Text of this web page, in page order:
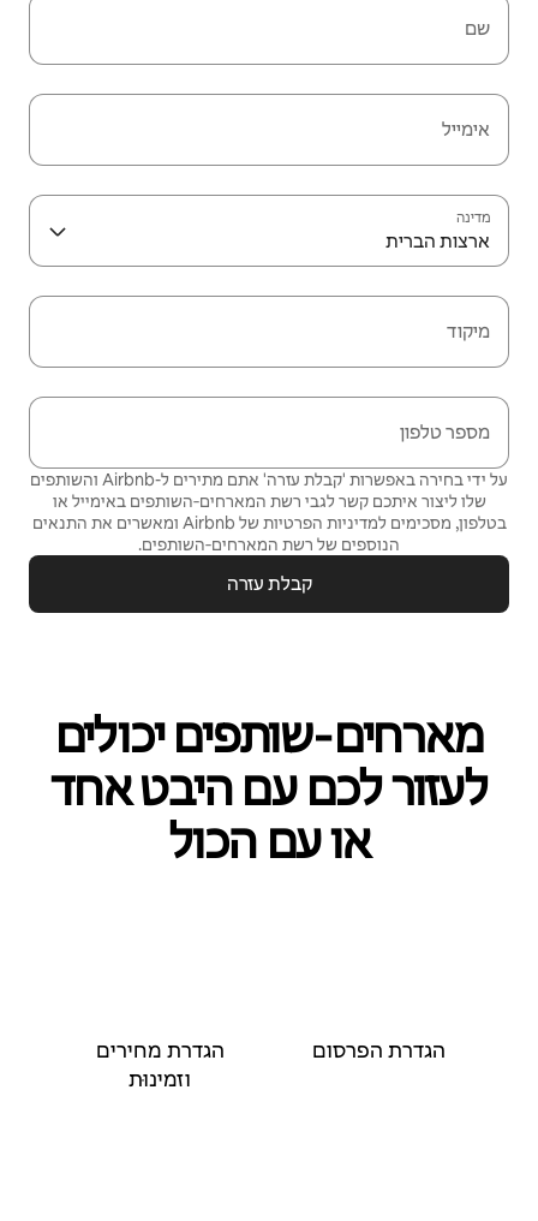
שם
אימייל
מדינה
ארצות הברית
מיקוד
מספר טלפון
על ידי בחירה באפשרות 'קבלת עזרה' אתם מתירים ל-Airbnb והשותפים
שלו ליצור איתכם קשר לגבי רשת המארחים‑השותפים באימייל או
בטלפון, מסכימים למדיניות הפרטיות של Airbnb ומאשרים את
התנאים
הנוספים של רשת המארחים‑השותפים.
קבלת עזרה
מארחים‑שותפים יכולים
לעזור לכם עם היבט אחד
או עם הכול
הגדרת הפרסום
הגדרת מחירים
וזמינוּת